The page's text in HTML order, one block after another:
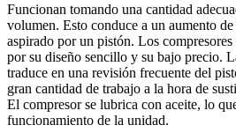
Funcionan tomando una cantidad
volumen. Esto conduce a un aumento
aspirado por un pistón. Los compresores
por su diseño sencillo y su bajo precio.
traduce en una revisión frecuente del
gran cantidad de trabajo a la hora de
El compresor se lubrica con aceite, lo
funcionamiento de la unidad.